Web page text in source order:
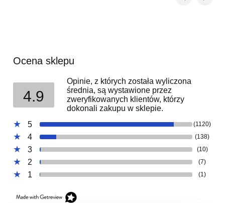
Ocena sklepu
4.9
Opinie, z których została wyliczona
średnia, są wystawione przez
zweryfikowanych klientów, którzy
dokonali zakupu w sklepie.
5
(1120)
4 (138)
3 (10)
2 (7)
1 (1)